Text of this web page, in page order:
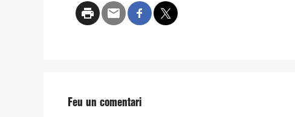
Feu un comentari